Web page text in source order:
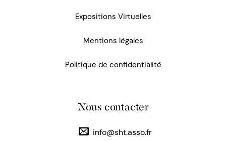
Expositions Virtuelles
Mentions légales
Politique de confidentialité
Nous contacter
info@sht.asso.fr